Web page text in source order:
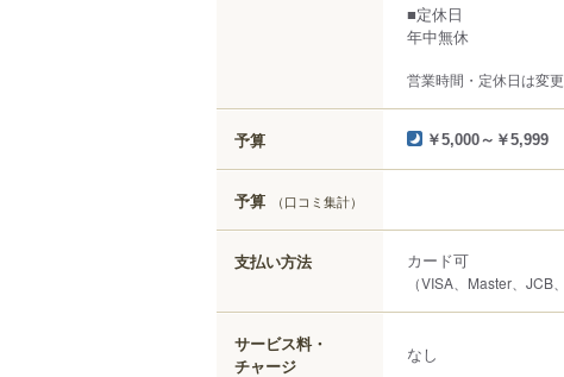
■定休日
年中無休
営業時間・定休日は変
予算 ￥5,000～￥5,999
予算 （口コミ集計）
支払い方法 カード可
（VISA、Master、JCB
サービス料・
チャージ
なし